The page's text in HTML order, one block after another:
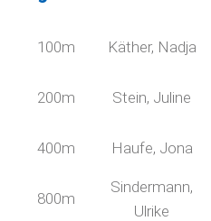
100m Käther, Nadja
200m Stein, Juline
400m Haufe, Jona
800m
Sindermann,
Ulrike